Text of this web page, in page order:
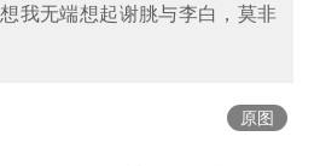
我无端想起谢朓与李白，莫非
原图